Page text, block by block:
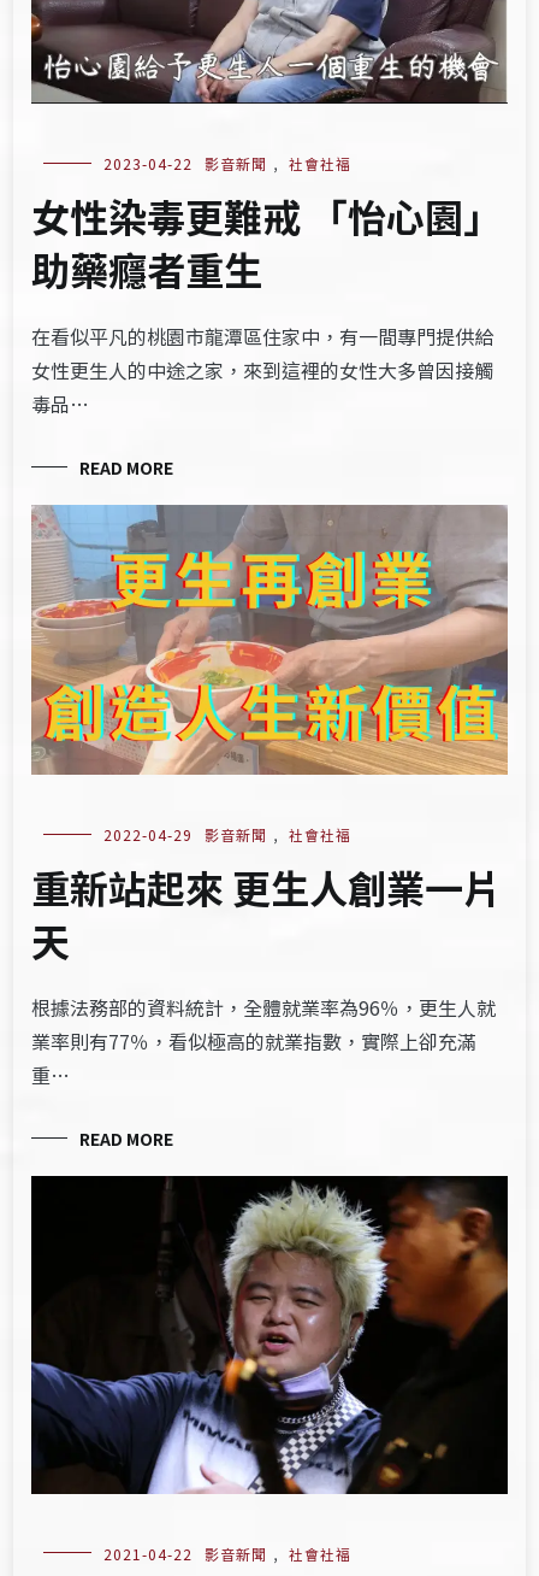
2023-04-22 影音新聞 , 社會社福
女性染毒更難戒 「怡心園」
助藥癮者重生
在看似平凡的桃園市龍潭區住家中，有一間專門提供給
女性更生人的中途之家，來到這裡的女性大多曾因接觸
毒品…
READ MORE
2022-04-29 影音新聞 , 社會社福
重新站起來 更生人創業一片
天
根據法務部的資料統計，全體就業率為96％，更生人就
業率則有77％，看似極高的就業指數，實際上卻充滿
重…
READ MORE
2021-04-22 影音新聞 , 社會社福